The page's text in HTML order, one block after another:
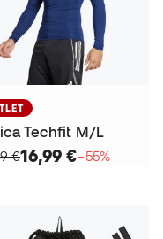
Techfit M/L
€16,99 €−55%